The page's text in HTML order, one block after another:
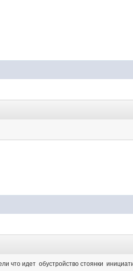
что идет обустройство стоянки